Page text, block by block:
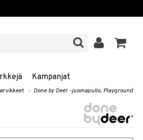
Kampanjat
» Done by Deer -juomapullo, Playground